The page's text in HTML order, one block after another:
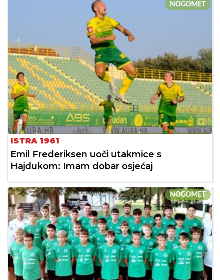
NOGOMET
ISTRA 1961
Emil Frederiksen uoči utakmice s
Hajdukom: Imam dobar osjećaj
NOGOMET